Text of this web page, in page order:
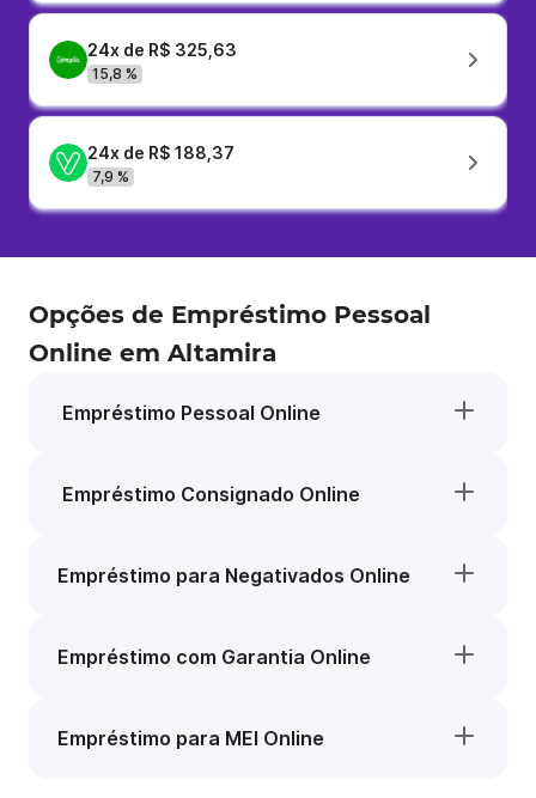
24x de R$ 325,63
15,8 %
24x de R$ 188,37
7,9 %
Opções de Empréstimo Pessoal
Online em Altamira
Empréstimo Pessoal Online
Empréstimo Consignado Online
Empréstimo para Negativados Online
Empréstimo com Garantia Online
Empréstimo para MEI Online